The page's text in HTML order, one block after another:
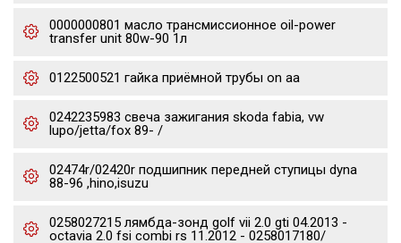
0000000801 масло трансмиссионное oil-power
transfer unit 80w-90 1л
0122500521 гайка приёмной трубы on aa
0242235983 свеча зажигания skoda fabia, vw
lupo/jetta/fox 89- /
02474r/02420r подшипник передней ступицы dyna
88-96 ,hino,isuzu
0258027215 лямбда-зонд golf vii 2.0 gti 04.2013 -
octavia 2.0 fsi combi rs 11.2012 - 0258017180/